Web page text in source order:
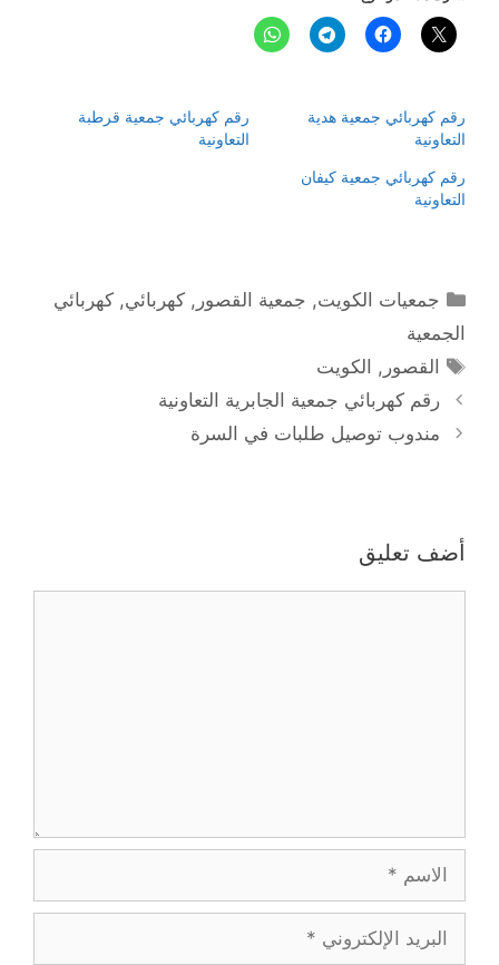
رقم كهربائي جمعية هدية
التعاونية
رقم كهربائي جمعية قرطبة
التعاونية
رقم كهربائي جمعية كيفان
التعاونية
التصنيفات
جمعيات الكويت, جمعية القصور ,كهربائي,كهربائي
الجمعية
الوسوم
القصور , الكويت
رقم كهربائي جمعية الجابرية التعاونية
مندوب توصيل طلبات في السرة
أضف تعليق
الإلكتروني